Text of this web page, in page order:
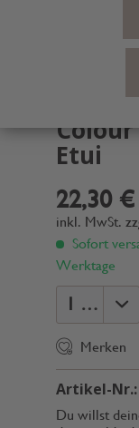
Etui
22,30 €
inkl. MwSt.
Sofort
Werktage
Merken
Artikel-Nr.:
Du willst